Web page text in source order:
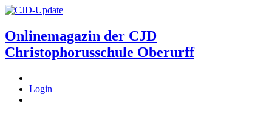
Onlinemagazin der CJD
Christophorusschule Oberurff
Login